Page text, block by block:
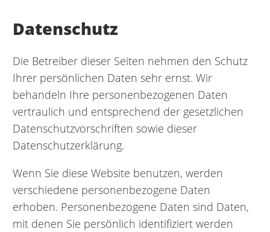
Datenschutz
Die Betreiber dieser Seiten nehmen den Schutz
Ihrer persönlichen Daten sehr ernst. Wir
behandeln Ihre personenbezogenen Daten
vertraulich und entsprechend der gesetzlichen
Datenschutzvorschriften sowie dieser
Datenschutzerklärung.
Wenn Sie diese Website benutzen, werden
verschiedene personenbezogene Daten
erhoben. Personenbezogene Daten sind Daten,
mit denen Sie persönlich identifiziert werden